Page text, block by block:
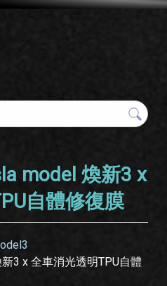
model 煥新3 x
自體修復膜
3 x 全車消光透明TPU自體